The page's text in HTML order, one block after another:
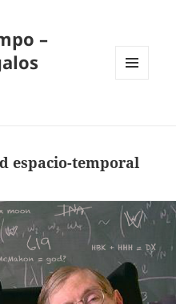
–
espacio-temporal